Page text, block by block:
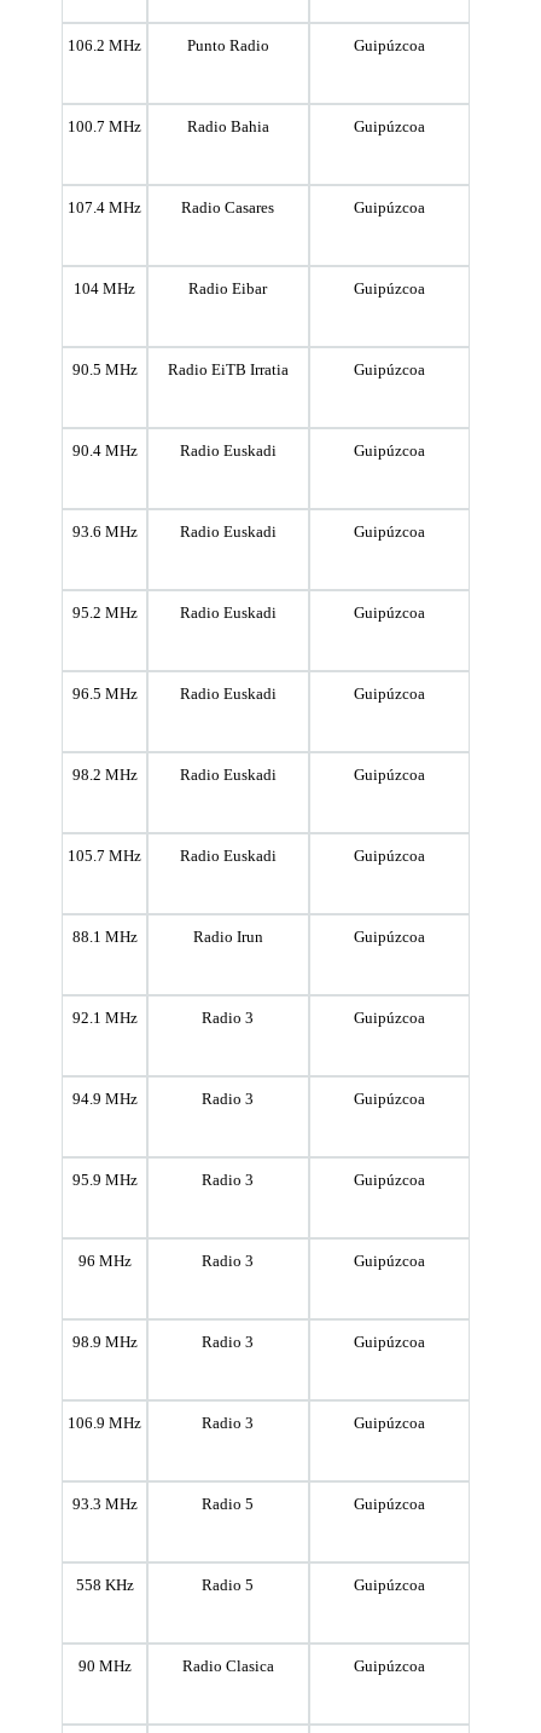
106.2 MHz Punto Radio Guipúzcoa
100.7 MHz Radio Bahia Guipúzcoa
107.4 MHz Radio Casares Guipúzcoa
104 MHz Radio Eibar Guipúzcoa
90.5 MHz Radio EiTB Irratia Guipúzcoa
90.4 MHz Radio Euskadi Guipúzcoa
93.6 MHz Radio Euskadi Guipúzcoa
95.2 MHz Radio Euskadi Guipúzcoa
96.5 MHz Radio Euskadi Guipúzcoa
98.2 MHz Radio Euskadi Guipúzcoa
105.7 MHz Radio Euskadi Guipúzcoa
88.1 MHz Radio Irun Guipúzcoa
92.1 MHz Radio 3 Guipúzcoa
94.9 MHz Radio 3 Guipúzcoa
95.9 MHz Radio 3 Guipúzcoa
96 MHz Radio 3 Guipúzcoa
98.9 MHz Radio 3 Guipúzcoa
106.9 MHz Radio 3 Guipúzcoa
93.3 MHz Radio 5 Guipúzcoa
558 KHz Radio 5 Guipúzcoa
90 MHz Radio Clasica Guipúzcoa